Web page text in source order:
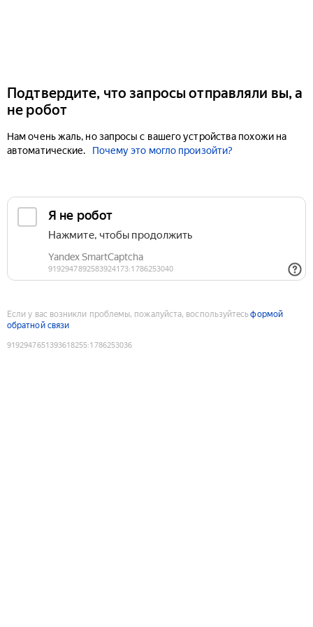
Подтвердите, что запросы отправляли вы, а
не робот
Нам очень жаль, но запросы с вашего устройства похожи на
автоматические.
Почему это могло произойти?
Если у вас возникли проблемы, пожалуйста, воспользуйтесьформой
обратной связи
9192947651393618255:1786253036